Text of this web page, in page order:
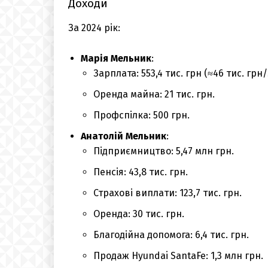
Доходи
За 2024 рік:
Марія Мельник:
Зарплата: 553,4 тис. грн (≈46 тис. грн/
Оренда майна: 21 тис. грн.
Профспілка: 500 грн.
Анатолій Мельник:
Підприємництво: 5,47 млн грн.
Пенсія: 43,8 тис. грн.
Страхові виплати: 123,7 тис. грн.
Оренда: 30 тис. грн.
Благодійна допомога: 6,4 тис. грн.
Продаж Hyundai SantaFe: 1,3 млн грн.